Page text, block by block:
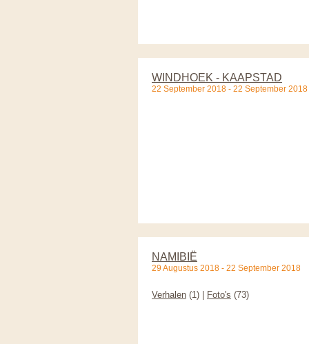
WINDHOEK - KAAPSTAD
22 September 2018 - 22 September 2018
NAMIBIË
29 Augustus 2018 - 22 September 2018
Verhalen (1) | Foto's (73)